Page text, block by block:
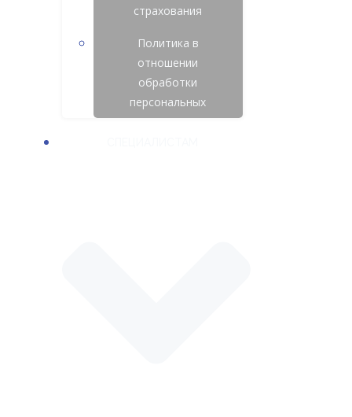
страхования
Политика в
отношении
обработки
персональных